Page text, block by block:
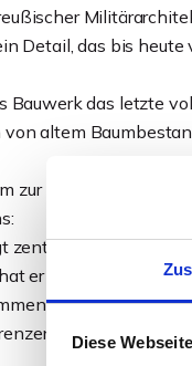
Diese
Detail, das bis
Bauwerk das letzte
altem
zur Kultstätte. Was
zentral am
er sich längst einen
und einer
Gebäude.